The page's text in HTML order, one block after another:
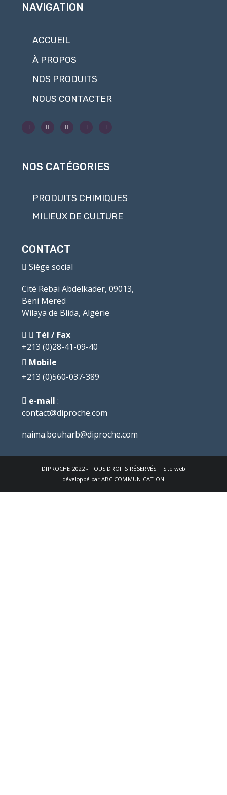
NAVIGATION
ACCUEIL
À PROPOS
NOS PRODUITS
NOUS CONTACTER
NOS CATÉGORIES
PRODUITS CHIMIQUES
MILIEUX DE CULTURE
CONTACT
Siège social
Cité Rebai Abdelkader, 09013,
Beni Mered
Wilaya de Blida, Algérie
Tél / Fax
+213 (0)28-41-09-40
Mobile
+213 (0)560-037-389
e-mail :
contact@diproche.com
naima.bouharb@diproche.com
DIPROCHE 2022 - TOUS DROITS RÉSERVÉS | Site web
développé par ABC COMMUNICATION